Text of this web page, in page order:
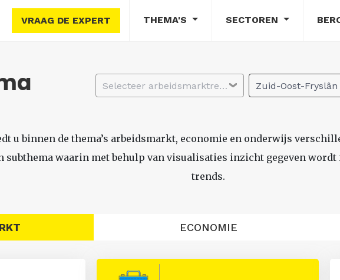
VRAAG DE EXPERT THEMA'S SECTOREN
Selecteer arbeidsmarktregio Zuid-Oost-Fryslân
u binnen de thema’s arbeidsmarkt, economie en onderwijs
subthema waarin met behulp van visualisaties inzicht gegeven
trends.
ECONOMIE